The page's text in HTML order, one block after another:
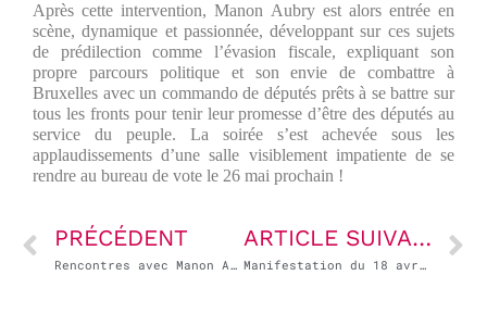
Après cette intervention, Manon Aubry est alors entrée en
scène, dynamique et passionnée, développant sur ces sujets
de prédilection comme l’évasion fiscale, expliquant son
propre parcours politique et son envie de combattre à
Bruxelles avec un commando de députés prêts à se battre sur
tous les fronts pour tenir leur promesse d’être des députés au
service du peuple. La soirée s’est achevée sous les
applaudissements d’une salle visiblement impatiente de se
rendre au bureau de vote le 26 mai prochain !
PRÉCÉDENT
Rencontres avec Manon Aubry à l’occasion du Printemps de Bourges
ARTICLE SUIVANT
Manifestation du 18 avril à Orly contre la privatisation d’ADP